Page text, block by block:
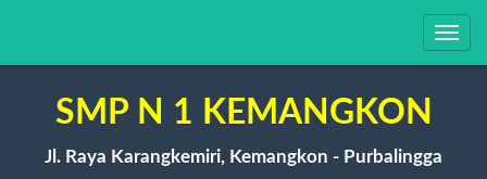
SMP N 1 KEMANGKON
Jl. Raya Karangkemiri, Kemangkon - Purbalingga